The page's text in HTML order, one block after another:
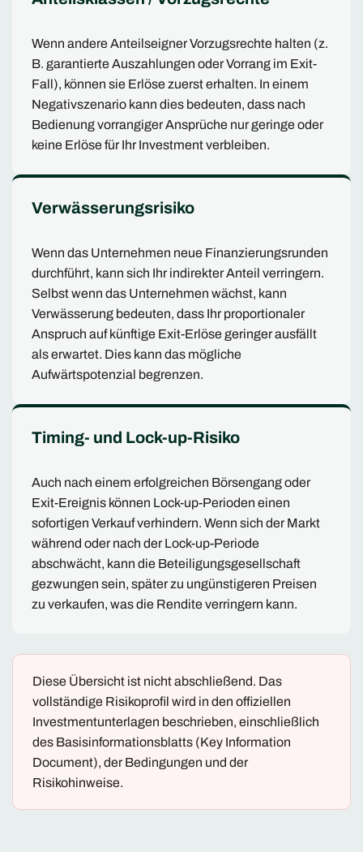
Wenn andere Anteilseigner Vorzugsrechte halten (z.
B. garantierte Auszahlungen oder Vorrang im Exit-
Fall), können sie Erlöse zuerst erhalten. In einem
Negativszenario kann dies bedeuten, dass nach
Bedienung vorrangiger Ansprüche nur geringe oder
keine Erlöse für Ihr Investment verbleiben.
Verwässerungsrisiko
Wenn das Unternehmen neue Finanzierungsrunden
durchführt, kann sich Ihr indirekter Anteil verringern.
Selbst wenn das Unternehmen wächst, kann
Verwässerung bedeuten, dass Ihr proportionaler
Anspruch auf künftige Exit-Erlöse geringer ausfällt
als erwartet. Dies kann das mögliche
Aufwärtspotenzial begrenzen.
Timing- und Lock-up-Risiko
Auch nach einem erfolgreichen Börsengang oder
Exit-Ereignis können Lock-up-Perioden einen
sofortigen Verkauf verhindern. Wenn sich der Markt
während oder nach der Lock-up-Periode
abschwächt, kann die Beteiligungsgesellschaft
gezwungen sein, später zu ungünstigeren Preisen
zu verkaufen, was die Rendite verringern kann.
Diese Übersicht ist nicht abschließend. Das
vollständige Risikoprofil wird in den offiziellen
Investmentunterlagen beschrieben, einschließlich
des Basisinformationsblatts (Key Information
Document), der Bedingungen und der
Risikohinweise.